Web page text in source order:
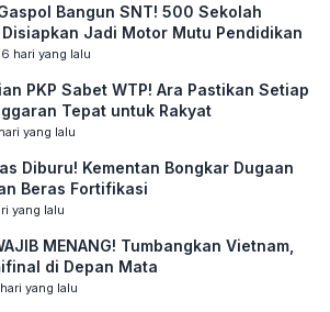
Bangun SNT! 500 Sekolah
Jadi Motor Mutu Pendidikan
hari yang lalu
PKP Sabet WTP! Ara Pastikan Setiap
Tepat untuk Rakyat
yang lalu
Diburu! Kementan Bongkar Dugaan
Beras Fortifikasi
yang lalu
MENANG! Tumbangkan Vietnam,
di Depan Mata
yang lalu